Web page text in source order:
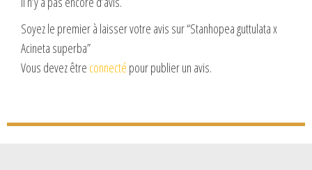
Soyez le premier à laisser votre avis sur “Stanhopea guttulata x
Acineta superba”
Vous devez être connecté pour publier un avis.